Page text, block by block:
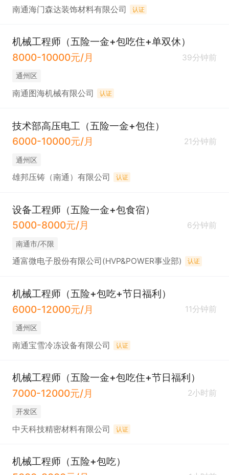
南通海门森达装饰材料有限公司 认证
机械工程师（五险一金+包吃住+单双休）
8000-10000元/月
39分钟前
通州区
南通图海机械有限公司 认证
技术部高压电工（五险一金+包住）
6000-10000元/月
21分钟前
通州区
雄邦压铸（南通）有限公司 认证
设备工程师（五险一金+包食宿）
5000-8000元/月
6分钟前
南通市/不限
通富微电子股份有限公司(HVP&POWER事业部) 认证
机械工程师（五险+包吃+节日福利）
6000-12000元/月
11分钟前
通州区
南通宝雪冷冻设备有限公司 认证
机械工程师（五险一金+包吃住+节日福利）
7000-12000元/月
2小时前
开发区
中天科技精密材料有限公司 认证
机械工程师（五险+包吃）